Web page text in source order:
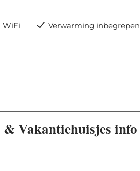
WiFi Verwarming inbegrepen
& Vakantiehuisjes info